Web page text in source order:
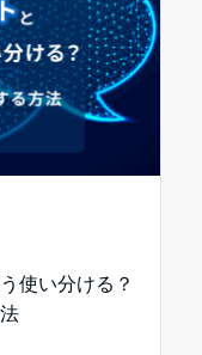
使い分ける？